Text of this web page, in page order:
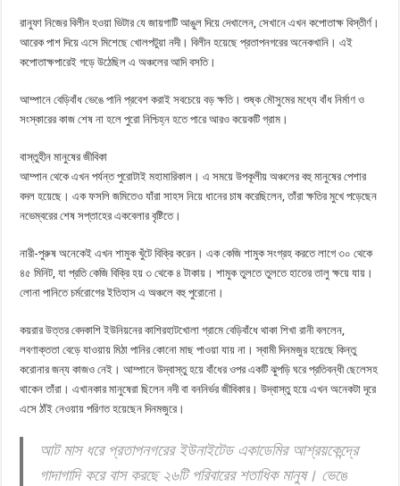
রানুফা নিজের বিলীন হওয়া ভিটার যে জায়গাটি আঙুল দিয়ে দেখালেন, সেখানে এখন কপোতাক্ষ বিস্তীর্ণ।
আরেক পাশ দিয়ে এসে মিশেছে খোলপটুয়া নদী। বিলীন হয়েছে প্রতাপনগরের অনেকখানি। এই
কপোতাক্ষপারেই গড়ে উঠেছিল এ অঞ্চলের আদি বসতি।
আম্পানে বেড়িবাঁধ ভেঙে পানি প্রবেশ করাই সবচেয়ে বড় ক্ষতি। শুষ্ক মৌসুমের মধ্যে বাঁধ নির্মাণ ও
সংস্কারের কাজ শেষ না হলে পুরো নিশ্চিহ্ন হতে পারে আরও কয়েকটি গ্রাম।
বাস্তুহীন মানুষের জীবিকা
আম্পান থেকে এখন পর্যন্ত পুরোটাই মহামারিকাল। এ সময়ে উপকূলীয় অঞ্চলের বহু মানুষের পেশার
বদল হয়েছে। এক ফসলি জমিতেও যাঁরা সাহস নিয়ে ধানের চাষ করেছিলেন, তাঁরা ক্ষতির মুখে পড়েছেন
নভেম্বরের শেষ সপ্তাহের একবেলার বৃষ্টিতে।
নারী-পুরুষ অনেকেই এখন শামুক খুঁটে বিক্রি করেন। এক কেজি শামুক সংগ্রহ করতে লাগে ৩০ থেকে
৪৫ মিনিট, যা প্রতি কেজি বিক্রি হয় ৩ থেকে ৪ টাকায়। শামুক তুলতে তুলতে হাতের তালু ক্ষয়ে যায়।
লোনা পানিতে চর্মরোগের ইতিহাস এ অঞ্চলে বহু পুরোনো।
কয়রার উত্তর বেদকাশি ইউনিয়নের কাশিরহাটখোলা গ্রামে বেড়িবাঁধে থাকা শিখা রানী বললেন,
লবণাক্ততা বেড়ে যাওয়ায় মিঠা পানির কোনো মাছ পাওয়া যায় না। স্বামী দিনমজুর হয়েছে কিন্তু
করোনার জন্য কাজও নেই। আম্পানে উদ্বাস্তু হয়ে বাঁধের ওপর একটি ঝুপড়ি ঘরে প্রতিবন্ধী ছেলেসহ
থাকেন তাঁরা। এখানকার মানুষেরা ছিলেন নদী বা বননির্ভর জীবিকার। উদ্বাস্তু হয়ে এখন অনেকটা দূরে
এসে ঠাঁই নেওয়ায় পরিণত হয়েছেন দিনমজুরে।
আট মাস ধরে প্রতাপনগরের ইউনাইটেড একাডেমির আশ্রয়কেন্দ্রে
গাদাগাদি করে বাস করছে ২৬টি পরিবারের শতাধিক মানুষ। ভেঙে